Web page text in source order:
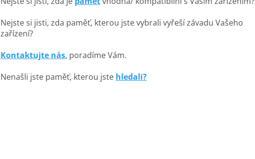
Nejste si jisti, zda paměť, kterou jste vybrali vyřeší závadu Vašeho
zařízení?
Kontaktujte nás, poradíme Vám.
Nenašli jste paměť, kterou jste hledali?